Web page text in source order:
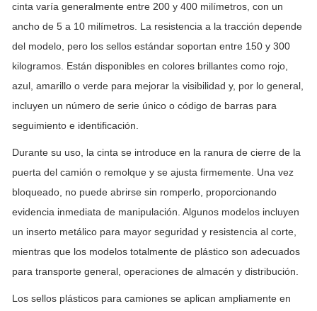
cinta varía generalmente entre 200 y 400 milímetros, con un
ancho de 5 a 10 milímetros. La resistencia a la tracción depende
del modelo, pero los sellos estándar soportan entre 150 y 300
kilogramos. Están disponibles en colores brillantes como rojo,
azul, amarillo o verde para mejorar la visibilidad y, por lo general,
incluyen un número de serie único o código de barras para
seguimiento e identificación.
Durante su uso, la cinta se introduce en la ranura de cierre de la
puerta del camión o remolque y se ajusta firmemente. Una vez
bloqueado, no puede abrirse sin romperlo, proporcionando
evidencia inmediata de manipulación. Algunos modelos incluyen
un inserto metálico para mayor seguridad y resistencia al corte,
mientras que los modelos totalmente de plástico son adecuados
para transporte general, operaciones de almacén y distribución.
Los sellos plásticos para camiones se aplican ampliamente en